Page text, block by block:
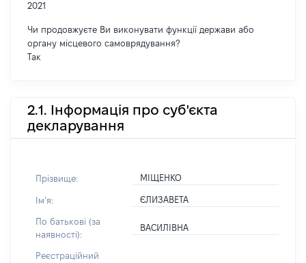
2021
Чи продовжуєте Ви виконувати функції держави або
органу місцевого самоврядування?
Так
2.1. Інформація про суб'єкта
декларування
Прізвище: МІЩЕНКО
Імʼя: ЄЛИЗАВЕТА
По батькові (за
наявності):
ВАСИЛІВНА
Реєстраційний